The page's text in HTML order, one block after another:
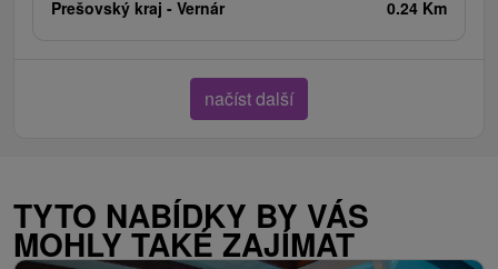
Prešovský kraj - Vernár 0.24 Km
načíst další
TYTO NABÍDKY BY VÁS
MOHLY TAKÉ ZAJÍMAT